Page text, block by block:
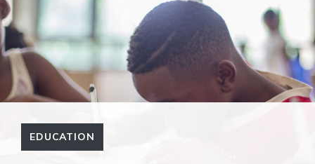
EDUCATION